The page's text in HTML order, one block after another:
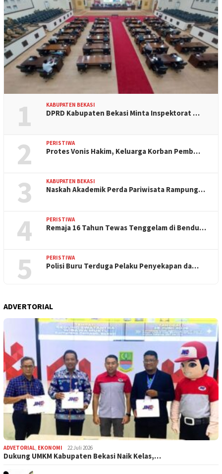
1 KABUPATEN BEKASI
DPRD Kabupaten Bekasi Minta Inspektorat …
2 PERISTIWA
Protes Vonis Hakim, Keluarga Korban Pemb…
3 KABUPATEN BEKASI
Naskah Akademik Perda Pariwisata Rampung…
4 PERISTIWA
Remaja 16 Tahun Tewas Tenggelam di Bendu…
5 PERISTIWA
Polisi Buru Terduga Pelaku Penyekapan da…
ADVERTORIAL
ADVETORIAL, EKONOMI 22 Juli 2026
Dukung UMKM Kabupaten Bekasi Naik Kelas,…